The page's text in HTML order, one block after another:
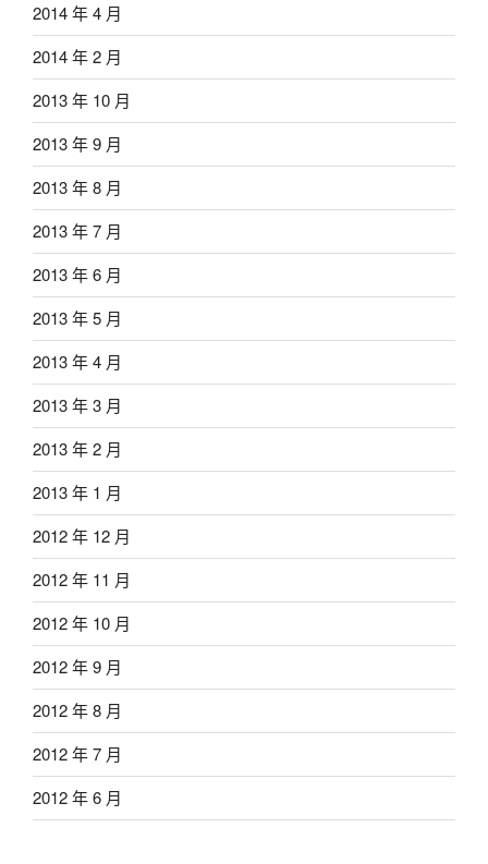
2014 年 4 月
2014 年 2 月
2013 年 10 月
2013 年 9 月
2013 年 8 月
2013 年 7 月
2013 年 6 月
2013 年 5 月
2013 年 4 月
2013 年 3 月
2013 年 2 月
2013 年 1 月
2012 年 12 月
2012 年 11 月
2012 年 10 月
2012 年 9 月
2012 年 8 月
2012 年 7 月
2012 年 6 月